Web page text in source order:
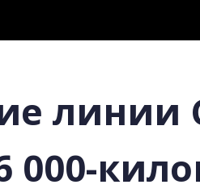
линии
000-